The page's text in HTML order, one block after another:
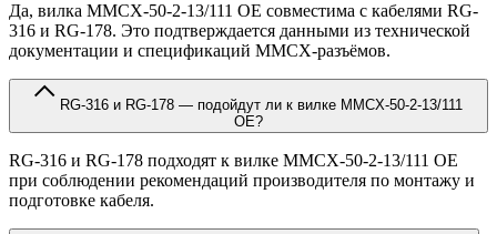
Да, вилка MMCX-50-2-13/111 OE совместима с кабелями RG-
316 и RG-178. Это подтверждается данными из технической
документации и спецификаций MMCX-разъёмов.
OE?
RG-316 и RG-178 подходят к вилке MMCX-50-2-13/111 OE
при соблюдении рекомендаций производителя по монтажу и
подготовке кабеля.